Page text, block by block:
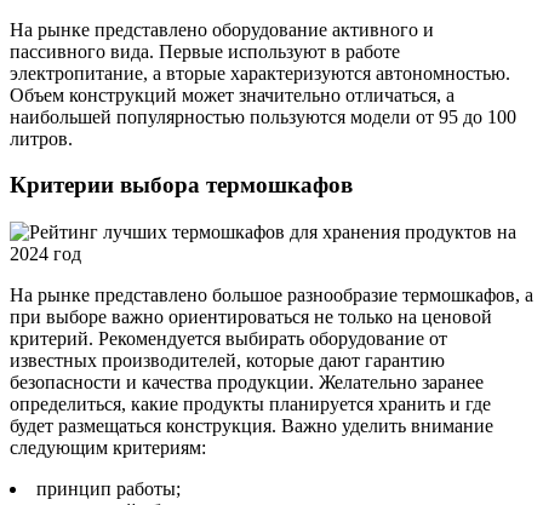
На рынке представлено оборудование активного и
пассивного вида. Первые используют в работе
электропитание, а вторые характеризуются автономностью.
Объем конструкций может значительно отличаться, а
наибольшей популярностью пользуются модели от 95 до 100
литров.
Критерии выбора термошкафов
На рынке представлено большое разнообразие термошкафов, а
при выборе важно ориентироваться не только на ценовой
критерий. Рекомендуется выбирать оборудование от
известных производителей, которые дают гарантию
безопасности и качества продукции. Желательно заранее
определиться, какие продукты планируется хранить и где
будет размещаться конструкция. Важно уделить внимание
следующим критериям:
принцип работы;